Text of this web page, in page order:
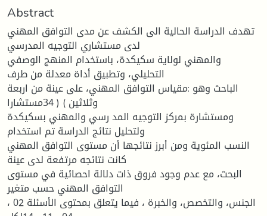
Abstract
تهدف الدراسة الحالیة الى الكشف عن مدى التوافق المهني
لدى مستشاري التوجیه المدرسي
والمهني لولایة سكیكدة، باستخدام المنهج الوصفي
التحلیلي، وتطبیق أداة معدلة من طرف
الباحث وهو :مقیاس التوافق المهني، على عینة من اربعة
وثلاثین ) ( 34مستشارا
ومستشارة بمركز التوجیه المد رسي والمهني بسكیكدة
ولتحلیل نتائج الدراسة تم استخدام
النسب المئویة ومن أبرز نتائجها أن مستوى التوافق المهني
كانت نتائجه مرتفعة لدى عینة
البحث، مع عدم وجود فروق ذات دلالة احصائیة في مستوى
التوافق المهني حسب متغیر
الجنس، والتخصص، والخبرة ، فیما یتعلق بمحتوى الأسئلة 02 ،